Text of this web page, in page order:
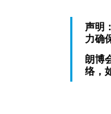
声明
力确
朗博
络，